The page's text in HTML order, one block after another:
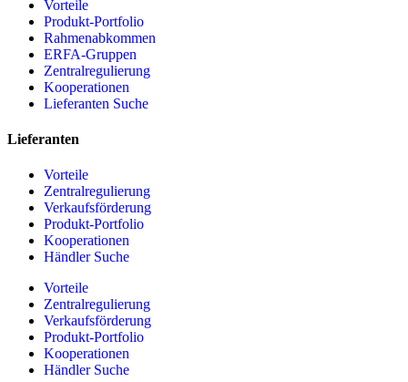
Vorteile
Produkt-Portfolio
Rahmenabkommen
ERFA-Gruppen
Zentralregulierung
Kooperationen
Lieferanten Suche
Lieferanten
Vorteile
Zentralregulierung
Verkaufsförderung
Produkt-Portfolio
Kooperationen
Händler Suche
Vorteile
Zentralregulierung
Verkaufsförderung
Produkt-Portfolio
Kooperationen
Händler Suche